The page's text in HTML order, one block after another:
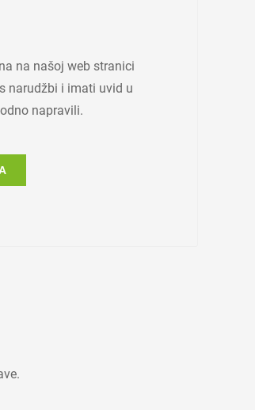
na našoj web stranici
narudžbi i imati uvid u
napravili.